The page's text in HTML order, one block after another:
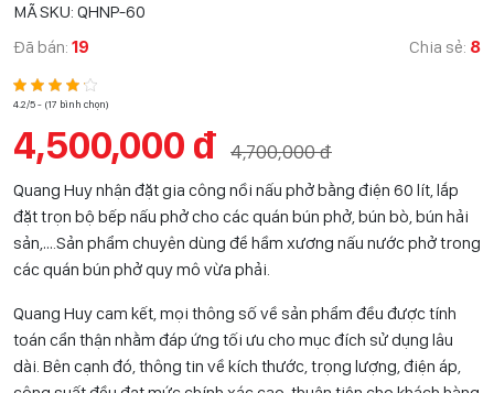
MÃ SKU: QHNP-60
Đã bán: 19 Chia sẻ: 8
4.2/5 - (17 bình chọn)
4,500,000 đ 4,700,000 đ
Quang Huy nhận đặt gia công nồi nấu phở bằng điện 60 lít, lắp
đặt trọn bộ bếp nấu phở cho các quán bún phở, bún bò, bún hải
sản,….Sản phẩm chuyên dùng để hầm xương nấu nước phở trong
các quán bún phở quy mô vừa phải.
Quang Huy cam kết, mọi thông số về sản phẩm đều được tính
toán cẩn thận nhằm đáp ứng tối ưu cho mục đích sử dụng lâu
dài. Bên cạnh đó, thông tin về kích thước, trọng lượng, điện áp,